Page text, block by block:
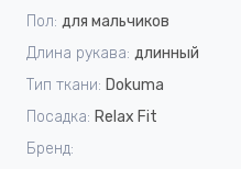
Пол: для мальчиков
Длина рукава: длинный
Тип ткани: Dokuma
Посадка: Relax Fit
Бренд: